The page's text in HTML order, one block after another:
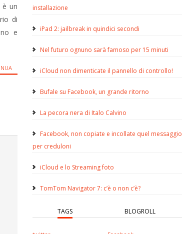
installazione
iPad 2: jailbreak in quindici secondi
Nel futuro ognuno sarà famoso per 15 minuti
iCloud non dimenticate il pannello di controllo!
Bufale su Facebook, un grande ritorno
La pecora nera di Italo Calvino
Facebook, non copiate e incollate quel messaggio
per creduloni
iCloud e lo Streaming foto
TomTom Navigator 7: c’è o non c’è?
TAGS BLOGROLL
è un
di
e